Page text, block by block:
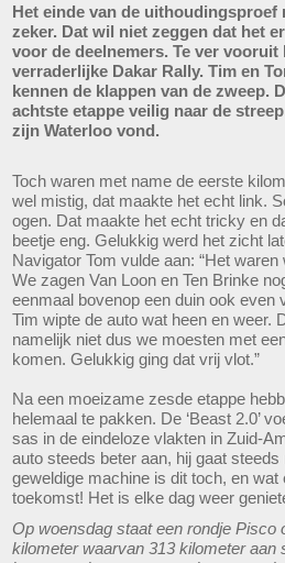
Het einde van de uithoudingsproef
zeker. Dat wil niet zeggen dat het
voor de deelnemers. Te ver
verraderlijke Dakar Rally. Tim en
kennen de klappen van de zweep.
achtste etappe veilig naar de
zijn Waterloo vond.
Toch waren met name de eerste
wel mistig, dat maakte het echt link.
ogen. Dat maakte het echt tricky en
beetje eng. Gelukkig werd het zicht
Navigator Tom vulde aan: “Het
We zagen Van Loon en Ten Brinke
eenmaal bovenop een duin ook even
Tim wipte de auto wat heen en weer.
namelijk niet dus we moesten met
komen. Gelukkig ging dat vrij vlot.”
Na een moeizame zesde etappe
helemaal te pakken. De ‘Beast 2.0’
sas in de eindeloze vlakten in Zuid-
auto steeds beter aan, hij gaat
geweldige machine is dit toch, en wat
toekomst! Het is elke dag weer
Op woensdag staat een rondje Pisco
kilometer waarvan 313 kilometer aan